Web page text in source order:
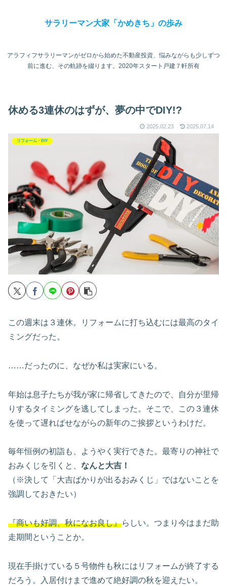
サラリーマン大家「かめきち」の歩み
アラフィフサラリーマンがゼロから始めた不動産投資、悩みながらも少しずつ
前に進む、その軌跡を綴ります。2020年スタート戸建７軒所有
休める3連休のはずが、夢の中でDIY!?
2025.02.23 2025.07.14
リフォーム・DIY
この週末は３連休。リフォームに打ち込むには最高のタイ
ミングだった。
……だったのに、なぜか私は実家にいる。
年始は息子たちが我が家に帰省してきたので、自分が里帰
りするタイミングを逃してしまった。そこで、この３連休
を使って遅ればせながらの新年のご挨拶というわけだ。
毎年恒例の初詣も、ようやく実行できた。最寄りの神社で
おみくじを引くと、 なんと大吉！
（※決して「大吉ばかりが出るおみくじ」ではないことを
強調しておきたい）
『商いも好調、秋になお良し』らしい。つまり今はまだ助
走期間ということか。
現在手掛けている５号物件も秋にはリフォームが終了する
だろう。入居付けまで進めて絶好調の秋を迎えたい。